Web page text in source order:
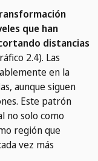
que han
distancias
2.4). Las
en la
aunque siguen
Este patrón
no solo como
región que
vez más